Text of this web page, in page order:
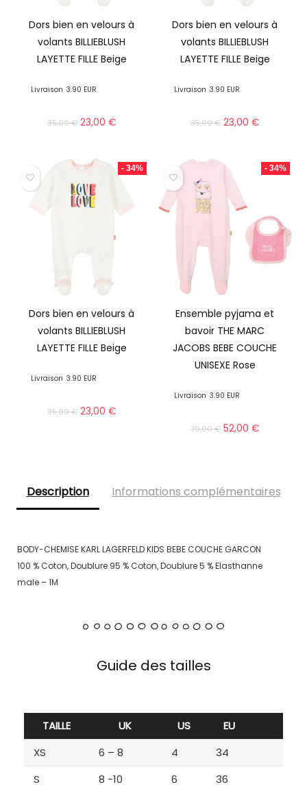
Dors bien en velours à
volants BILLIEBLUSH
LAYETTE FILLE Beige
Livraison 3.90 EUR
35,00€ 23,00 €
Dors bien en velours à
volants BILLIEBLUSH
LAYETTE FILLE Beige
Livraison 3.90 EUR
35,00€ 23,00 €
- 34%
Dors bien en velours à
volants BILLIEBLUSH
LAYETTE FILLE Beige
Livraison 3.90 EUR
35,00€ 23,00 €
- 34%
Ensemble pyjama et
bavoir THE MARC
JACOBS BEBE COUCHE
UNISEXE Rose
Livraison 3.90 EUR
79,00€ 52,00 €
Description Informations complémentaires
BODY-CHEMISE KARL LAGERFELD KIDS BEBE COUCHE GARCON
100 % Coton, Doublure 95 % Coton, Doublure 5 % Elasthanne
male – 1M
Guide des tailles
TAILLE UK US
EU
XS
6 – 8 4
34
S
8 -10 6
36